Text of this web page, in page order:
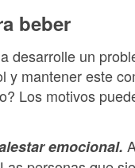
beber
desarrolle un
y mantener este
Los motivos
emocional.